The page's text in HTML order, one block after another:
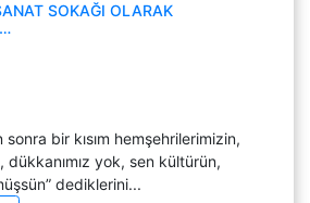
SOKAĞI OLARAK
sonra bir kısım hemşehrilerimizin,
dükkanımız yok, sen kültürün,
dediklerini...